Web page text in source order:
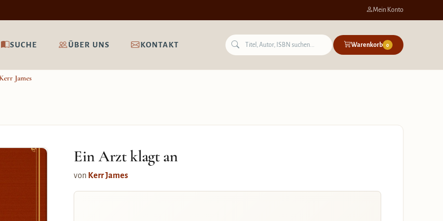
Mein Konto
SUCHE ÜBER UNS KONTAKT Warenkorb 0
James
Ein Arzt klagt an
von Kerr James